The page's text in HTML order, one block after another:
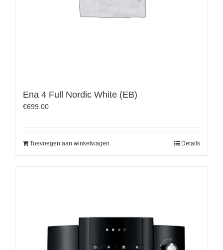
Ena 4 Full Nordic White (EB)
€699.00
Toevoegen aan winkelwagen Details